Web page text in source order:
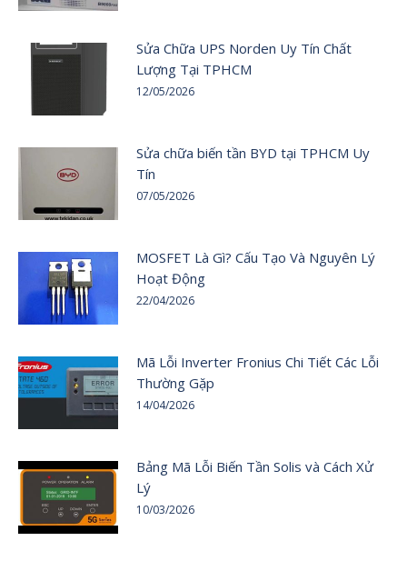
Sửa Chữa UPS Norden Uy Tín Chất
Lượng Tại TPHCM
12/05/2026
Sửa chữa biến tần BYD tại TPHCM Uy
Tín
07/05/2026
MOSFET Là Gì? Cấu Tạo Và Nguyên Lý
Hoạt Động
22/04/2026
Mã Lỗi Inverter Fronius Chi Tiết Các Lỗi
Thường Gặp
14/04/2026
Bảng Mã Lỗi Biến Tần Solis và Cách Xử
Lý
10/03/2026